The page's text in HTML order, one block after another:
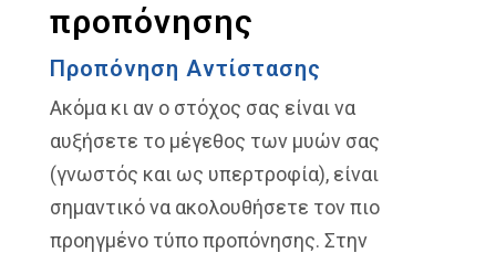
προπόνησης
Προπόνηση Αντίστασης
Ακόμα κι αν ο στόχος σας είναι να
αυξήσετε το μέγεθος των μυών σας
(γνωστός και ως υπερτροφία), είναι
σημαντικό να ακολουθήσετε τον πιο
προηγμένο τύπο προπόνησης. Στην